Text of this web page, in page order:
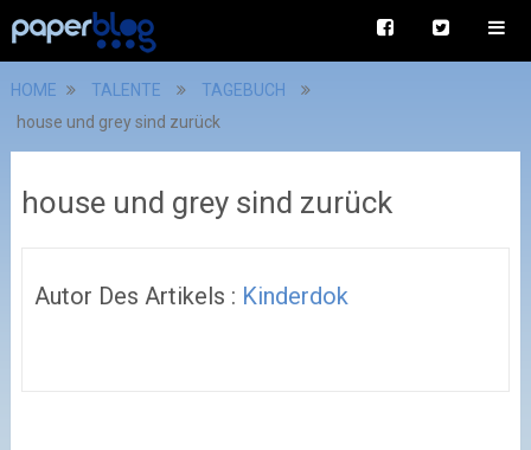
HOME TALENTE
TAGEBUCH
house und grey sind zurück
house und grey sind zurück
Autor Des Artikels : Kinderdok